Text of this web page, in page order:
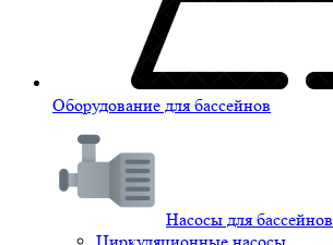
Оборудование для бассейнов
Насосы для бассейнов